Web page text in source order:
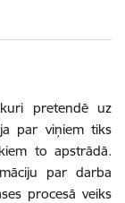
pretendē uz
par viņiem tiks
to apstrādā.
par darba
procesā veiks